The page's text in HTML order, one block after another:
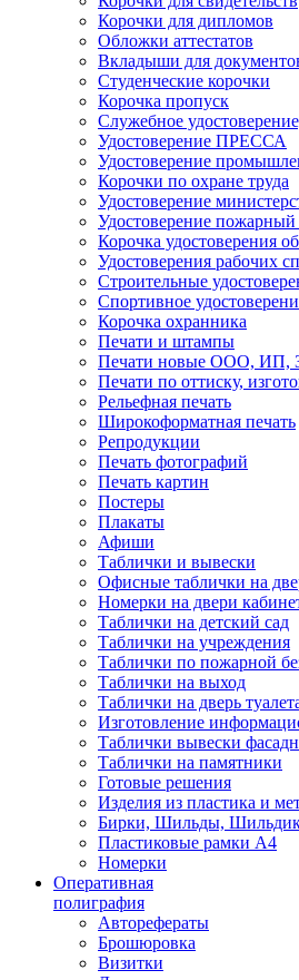
Корочки для дипломов
Обложки аттестатов
Вкладыши для
Студенческие корочки
Корочка пропуск
Служебное
Удостоверение ПРЕССА
Удостоверение
Корочки по охране труда
Удостоверение
Удостоверение
Корочка удостоверения
Удостоверения рабочих
Строительные
Спортивное
Корочка охранника
Печати и штампы
Печати новые ООО, ИП,
Печати по оттиску,
Рельефная печать
Широкоформатная печать
Репродукции
Печать фотографий
Печать картин
Постеры
Плакаты
Афиши
Таблички и вывески
Офисные таблички на
Номерки на двери
Таблички на детский сад
Таблички на учреждения
Таблички по пожарной
Таблички на выход
Таблички на дверь
Изготовление
Таблички вывески
Таблички на памятники
Готовые решения
Изделия из пластика и
Бирки, Шильды,
Пластиковые рамки А4
Номерки
Оперативная
полиграфия
Авторефераты
Брошюровка
Визитки